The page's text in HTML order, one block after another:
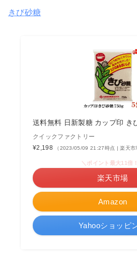
きび砂糖
送料無料 日新製糖 カップ印 き
クイックファクトリー
¥2,198
（2023/05/09 21:27時点 | 楽天市
Amazon
＼ポイント最大11倍
楽天市場
Yahooショッピ